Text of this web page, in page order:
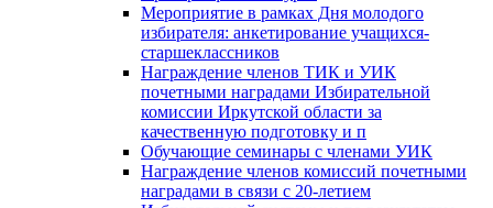
Мероприятие в рамках Дня молодого
избирателя: анкетирование учащихся-
старшеклассников
Награждение членов ТИК и УИК
почетными наградами Избирательной
комиссии Иркутской области за
качественную подготовку и п
Обучающие семинары с членами УИК
Награждение членов комиссий почетными
наградами в связи с 20-летием